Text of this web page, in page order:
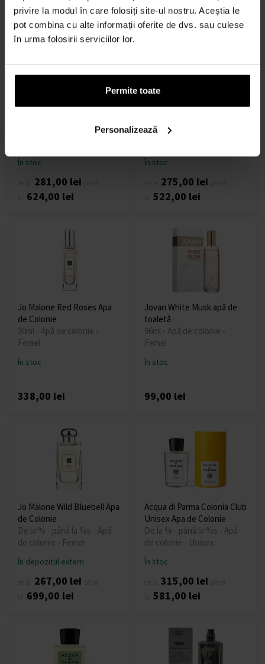
privire la modul în care folosiți site-ul nostru. Aceștia le
pot combina cu alte informații oferite de dvs. sau culese
în urma folosirii serviciilor lor.
Permite toate
Personalizează
Jo Malone Peony & Blush
De la % - până la %s - Apă
În stoc
281,00 lei
624,00 lei
Acqua di Parma Colonia
De la % - până la %s - Apă
În stoc
275,00 lei
522,00 lei
Jo Malone Red Roses Apa
de Colonie
30ml - Apă de colonie -
Femei
În stoc
338,00 lei
Jovan White Musk apă de
toaletă
96ml - Apă de colonie -
Femei
În stoc
99,00 lei
Jo Malone Wild Bluebell Apa
de Colonie
De la % - până la %s - Apă
de colonie - Femei
În depozitul extern
267,00 lei
699,00 lei
Acqua di Parma Colonia Club
Unisex Apa de Colonie
De la % - până la %s - Apă
de colonie - Unisex
În stoc
315,00 lei
581,00 lei